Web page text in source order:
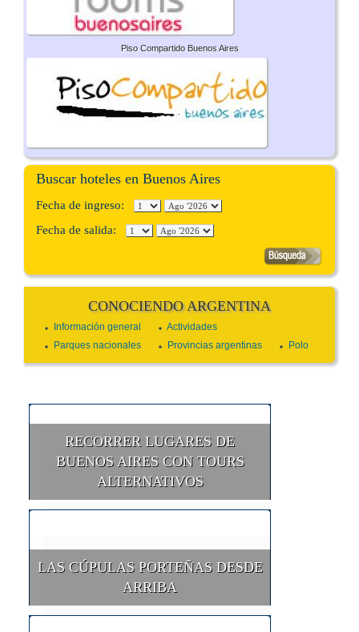
Piso Compartido Buenos Aires
Buscar hoteles en Buenos Aires
Fecha de ingreso:
Fecha de salida:
CONOCIENDO ARGENTINA
Información general
Actividades
Parques nacionales
Provincias argentinas Polo
RECORRER LUGARES DE
BUENOS AIRES CON TOURS
ALTERNATIVOS
LAS CÚPULAS PORTEÑAS DESDE
ARRIBA